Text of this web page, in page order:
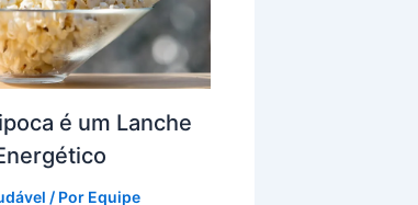
é um Lanche
/ Por Equipe